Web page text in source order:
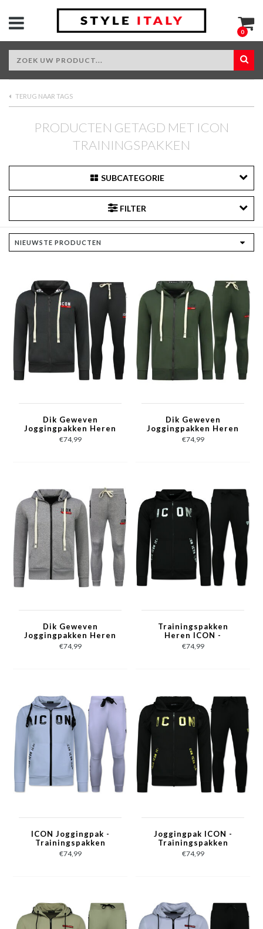
0
TERUG NAAR TAGS
PRODUCTEN GETAGD MET ICON
TRAININGSPAKKEN
SUBCATEGORIE
FILTER
Dik Geweven
Joggingpakken Heren
ICON -
Trainingspakken -
€74,99
Dik Geweven
Joggingpakken Heren
ICON -
Trainingspakken -
€74,99
Dik Geweven
Joggingpakken Heren
ICON -
Trainingspakken -
€74,99
Trainingspakken
Heren ICON -
Joggingpak ICON -
ICON Huispak Heren -
€74,99
ICON Joggingpak -
Trainingspakken
Heren - ICON Huispak
Heren - 11575 - Wit
€74,99
Joggingpak ICON -
Trainingspakken
Heren - ICON Huispak
Heren - 11575 -
€74,99